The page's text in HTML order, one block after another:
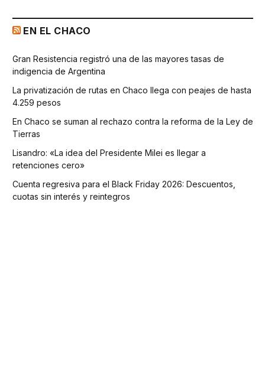
EN EL CHACO
Gran Resistencia registró una de las mayores tasas de
indigencia de Argentina
La privatización de rutas en Chaco llega con peajes de hasta
4.259 pesos
En Chaco se suman al rechazo contra la reforma de la Ley de
Tierras
Lisandro: «La idea del Presidente Milei es llegar a
retenciones cero»
Cuenta regresiva para el Black Friday 2026: Descuentos,
cuotas sin interés y reintegros